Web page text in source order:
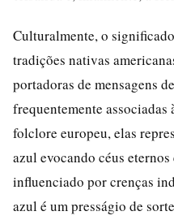
Culturalmente, o
tradições nativas
portadoras de mensagens
frequentemente associadas
folclore europeu, elas
azul evocando céus
influenciado por crenças
azul é um presságio de